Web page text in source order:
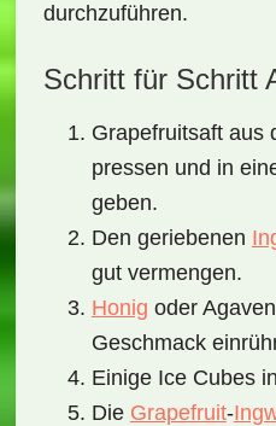
durchzuführen.
Schritt für Schritt
Grapefruitsaft aus
pressen und in
geben.
Den geriebenen
gut vermengen.
Honig oder
Geschmack
Einige Ice Cubes
Die Grapefruit-